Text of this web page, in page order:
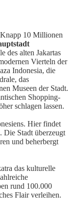
10 Millionen
des alten Jakartas
Vierteln der
Indonesia, die
das
Museen der Stadt.
Shopping-
schlagen lassen.
Hier findet
Die Stadt überzeugt
und beherbergt
das kulturelle
rund 100.000
Flair verleihen.